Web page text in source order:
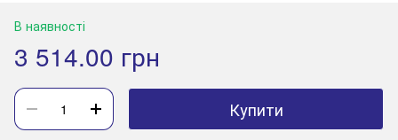
В наявності
3 514.00 грн
Купити